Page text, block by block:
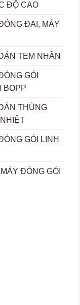
ĐỘ CAO
ĐAI, MÁY
TEM NHÃN
GÓI
BOPP
THÙNG
GÓI LINH
ĐÓNG GÓI